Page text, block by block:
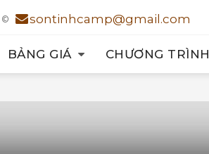
© sontinhcamp@gmail.com
BẢNG GIÁ CHƯƠNG TRÌNH